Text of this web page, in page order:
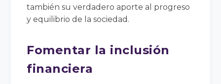
también su verdadero aporte al progreso
y equilibrio de la sociedad.
Fomentar la inclusión
financiera